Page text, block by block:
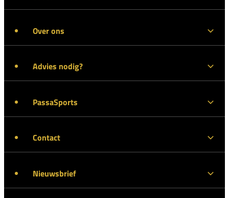
Over ons
Advies nodig?
PassaSports
Contact
Nieuwsbrief